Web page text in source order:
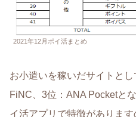
2021年12月ポイ活まとめ
お小遣いを稼いだサイトと
FiNC、3位：ANA Pocketと
イ活アプリで特徴がありま